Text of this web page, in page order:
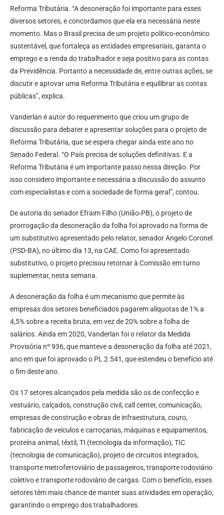
Reforma Tributária. “A desoneração foi importante para esses
diversos setores, e concordamos que ela era necessária neste
momento. Mas o Brasil precisa de um projeto político-econômico
sustentável, que fortaleça as entidades empresariais, garanta o
emprego e a renda do trabalhador e seja positivo para as contas
da Previdência. Portanto a necessidade de, entre outras ações, se
discutir e aprovar uma Reforma Tributária e equilibrar as contas
públicas”, explica.
Vanderlan é autor do requerimento que criou um grupo de
discussão para debater e apresentar soluções para o projeto de
Reforma Tributária, que se espera chegar ainda este ano no
Senado Federal. “O País precisa de soluções definitivas. E a
Reforma Tributária é um importante passo nessa direção. Por
isso considero importante e necessária a discussão do assunto
com especialistas e com a sociedade de forma geral”, contou.
De autoria do senador Efraim Filho (União-PB), o projeto de
prorrogação da desoneração da folha foi aprovado na forma de
um substitutivo apresentado pelo relator, senador Angelo Coronel
(PSD-BA), no último dia 13, na CAE. Como foi apresentado
substitutivo, o projeto precisou retornar à Comissão em turno
suplementar, nesta semana.
A desoneração da folha é um mecanismo que permite às
empresas dos setores beneficiados pagarem alíquotas de 1% a
4,5% sobre a receita bruta, em vez de 20% sobre a folha de
salários. Ainda em 2020, Vanderlan foi o relator da Medida
Provisória nº 936, que manteve a desoneração da folha até 2021,
ano em que foi aprovado o PL 2.541, que estendeu o benefício até
o fim deste ano.
Os 17 setores alcançados pela medida são os de confecção e
vestuário, calçados, construção civil, call center, comunicação,
empresas de construção e obras de infraestrutura, couro,
fabricação de veículos e carroçarias, máquinas e equipamentos,
proteína animal, têxtil, TI (tecnologia da informação), TIC
(tecnologia de comunicação), projeto de circuitos integrados,
transporte metroferroviário de passageiros, transporte rodoviário
coletivo e transporte rodoviário de cargas. Com o benefício, esses
setores têm mais chance de manter suas atividades em operação,
garantindo o emprego dos trabalhadores.